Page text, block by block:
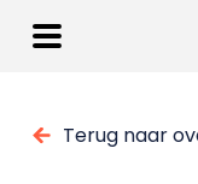
Terug naar